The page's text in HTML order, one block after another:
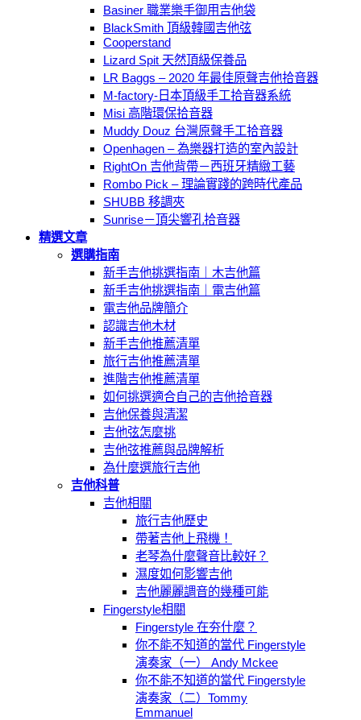
Basiner 職業樂手御用吉他袋
BlackSmith 頂級韓國吉他弦
Cooperstand
Lizard Spit 天然頂級保養品
LR Baggs – 2020 年最佳原聲吉他拾音器
M-factory-日本頂級手工拾音器系統
Misi 高階環保拾音器
Muddy Douz 台灣原聲手工拾音器
Openhagen – 為樂器打造的室內設計
RightOn 吉他背帶－西班牙精緻工藝
Rombo Pick – 理論實踐的跨時代產品
SHUBB 移調夾
Sunrise－頂尖響孔拾音器
精選文章
選購指南
新手吉他挑選指南｜木吉他篇
新手吉他挑選指南｜電吉他篇
電吉他品牌簡介
認識吉他木材
新手吉他推薦清單
旅行吉他推薦清單
進階吉他推薦清單
如何挑選適合自己的吉他拾音器
吉他保養與清潔
吉他弦怎麼挑
吉他弦推薦與品牌解析
為什麼選旅行吉他
吉他科普
吉他相關
旅行吉他歷史
帶著吉他上飛機！
老琴為什麼聲音比較好？
濕度如何影響吉他
吉他麗麗調音的幾種可能
Fingerstyle相關
Fingerstyle 在夯什麼？
你不能不知道的當代 Fingerstyle
演奏家（一） Andy Mckee
你不能不知道的當代 Fingerstyle
演奏家（二）Tommy
Emmanuel